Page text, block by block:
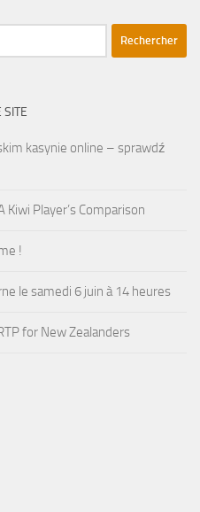
SITE
kasynie online – sprawdź
Player’s Comparison
!
le samedi 6 juin à 14 heures
for New Zealanders